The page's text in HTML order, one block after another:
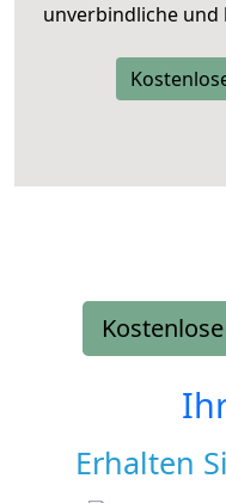
unverbindliche
Erhalten